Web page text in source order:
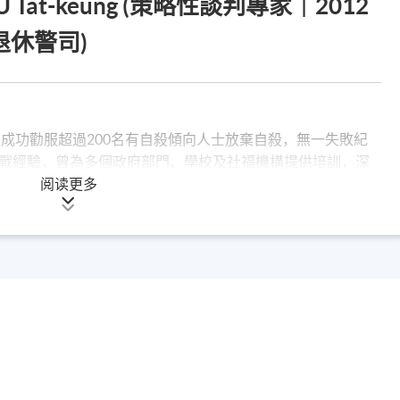
Tat-keung (策略性談判專家｜2012
休警司)
功勸服超過200名有自殺傾向人士放棄自殺，無一失敗紀
經驗，曾為多個政府部門、學校及社福機構提供培訓，深
的培訓工作！首先為大灣區包括廣東警官學院及南沙談判
金將危機談判的技巧輸送到湖南的婁底市！亦為湖南株洲
阅读更多